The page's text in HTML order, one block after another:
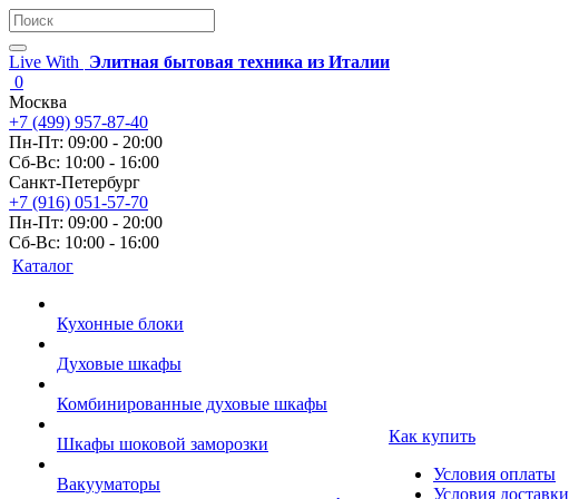
Live With
Элитная бытовая техника из Италии
0
Москва
+7 (499) 957-87-40
Пн-Пт: 09:00 - 20:00
Сб-Вс: 10:00 - 16:00
Санкт-Петербург
+7 (916) 051-57-70
Пн-Пт: 09:00 - 20:00
Сб-Вс: 10:00 - 16:00
Каталог
Кухонные блоки
Духовые шкафы
Комбинированные духовые шкафы
Шкафы шоковой заморозки
Вакууматоры
Как купить
Условия оплаты
Условия доставки